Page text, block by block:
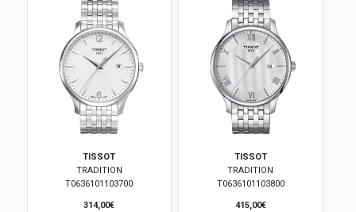
TISSOT
TRADITION
T0636101103700
314,00€
TISSOT
TRADITION
T0636101103800
415,00€